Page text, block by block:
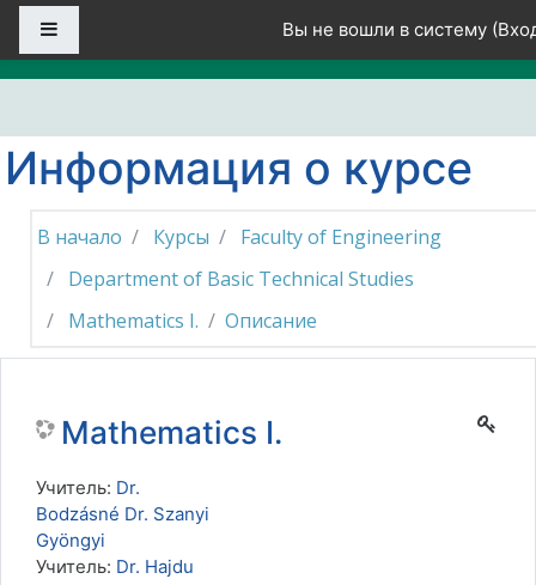
Перейти к основному содержанию
Вы не вошли в систему (
Информация о курсе
В начало Курсы
Faculty of Engineering
Department of Basic Technical Studies
Mathematics I.
Описание
Mathematics I.
Учитель: Dr.
Bodzásné Dr. Szanyi
Gyöngyi
Учитель: Dr. Hajdu